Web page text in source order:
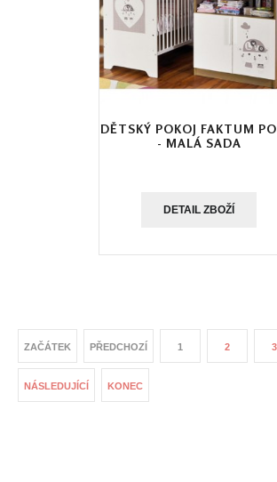
DĚTSKÝ POKOJ FAKTUM
- MALÁ SADA
DETAIL ZBOŽÍ
ZAČÁTEK PŘEDCHOZÍ 1 2 3
NÁSLEDUJÍCÍ KONEC